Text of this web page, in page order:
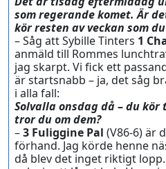
som regerande komet. Är
kör resten av veckan som
– Såg att Sybille Tinters 1
anmäld till Rommes
jag skarpt. Vi fick ett
är startsnabb – ja, det såg
i alla fall:
Solvalla onsdag då–du kör
tror du om dem?
–3 Fuliggine Pal (V86-6) är
förhand. Jag körde henne
då blev det inget riktigt